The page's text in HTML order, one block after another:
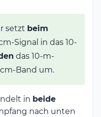
setzt beim
Signal in das 10-
das 10-m-
Band um.
in beide
nach unten